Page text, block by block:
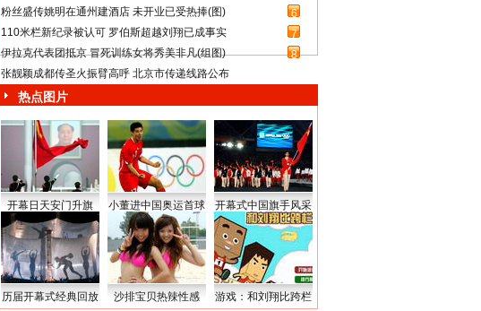
粉丝盛传姚明在通州建酒店 未开业已受热捧(图)
6
110米栏新纪录被认可 罗伯斯超越刘翔已成事实
7
伊拉克代表团抵京 冒死训练女将秀美非凡(组图)
8
张靓颖成都传圣火振臂高呼 北京市传递线路公布
热点图片
开幕日天安门升旗 小董进中国奥运首球 开幕式中国旗手风采
历届开幕式经典回放 沙排宝贝热辣性感 游戏：和刘翔比跨栏